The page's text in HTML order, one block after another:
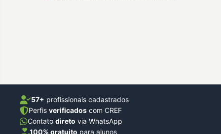
57+ profissionais cadastrados
Perfis verificados com CREF
Contato direto via WhatsApp
100% gratuito para alunos